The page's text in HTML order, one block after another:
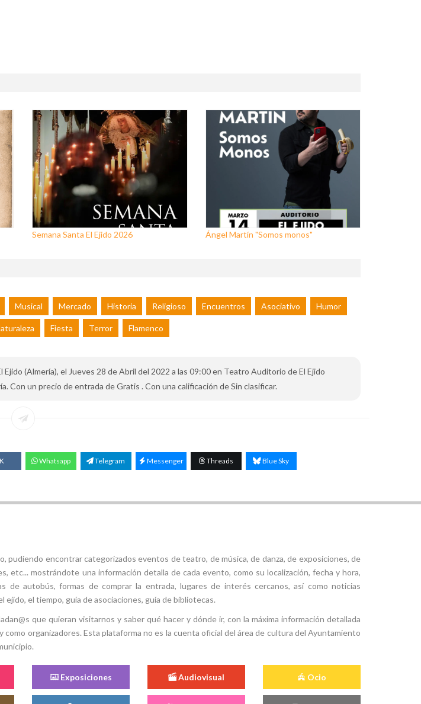
Semana Santa El Ejido 2026 Ángel Martín "Somos monos"
Musical Mercado Historia Religioso Encuentros Asociativo Humor
Fiesta Terror Flamenco
(Almería), el Jueves 28 de Abril del 2022 a las 09:00 en Teatro Auditorio de El Ejido
Con un precio de entrada de Gratis . Con una calificación de Sin clasificar.
Whatsapp Telegram Messenger Threads Blue Sky
pudiendo encontrar categorizados eventos de teatro, de música, de danza, de exposiciones, de
etc... mostrándote una información detalla de cada evento, como su localización, fecha y hora,
de autobús, formas de comprar la entrada, lugares de interés cercanos, así como noticias
el tiempo, guía de asociaciones, guía de bibliotecas.
que quieran visitarnos y saber qué hacer y dónde ir, con la máxima información detallada
organizadores. Esta plataforma no es la cuenta oficial del área de cultura del Ayuntamiento
Exposiciones Audiovisual Ocio